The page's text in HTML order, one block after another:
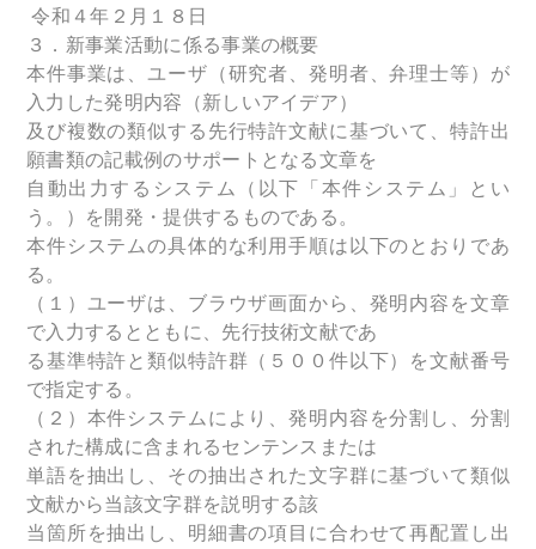
令和４年２月１８日
３．新事業活動に係る事業の概要
本件事業は、ユーザ（研究者、発明者、弁理士等）が
入力した発明内容（新しいアイデア）
及び複数の類似する先行特許文献に基づいて、特許出
願書類の記載例のサポートとなる文章を
自動出力するシステム（以下「本件システム」とい
う。）を開発・提供するものである。
本件システムの具体的な利用手順は以下のとおりであ
る。
（１）ユーザは、ブラウザ画面から、発明内容を文章
で入力するとともに、先行技術文献であ
る基準特許と類似特許群（５００件以下）を文献番号
で指定する。
（２）本件システムにより、発明内容を分割し、分割
された構成に含まれるセンテンスまたは
単語を抽出し、その抽出された文字群に基づいて類似
文献から当該文字群を説明する該
当箇所を抽出し、明細書の項目に合わせて再配置し出